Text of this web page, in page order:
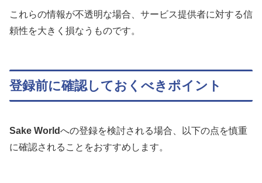
これらの情報が不透明な場合、サービス提供者に対する信
頼性を大きく損なうものです。
登録前に確認しておくべきポイント
Sake Worldへの登録を検討される場合、以下の点を慎重
に確認されることをおすすめします。